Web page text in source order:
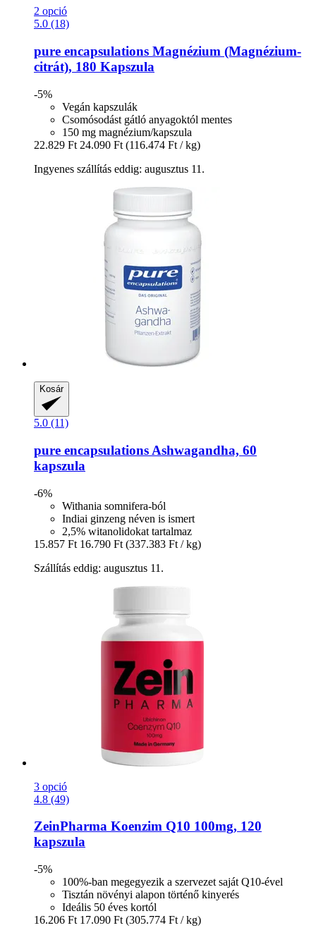
2 opció
5.0 (18)
pure encapsulations Magnézium (Magnézium-​
citrát), 180 Kapszula
-5%
Vegán kapszulák
Csomósodást gátló anyagoktól mentes
150 mg magnézium/kapszula
22.829 Ft 24.090 Ft (116.474 Ft / kg)
Ingyenes szállítás eddig: augusztus 11.
Kosár
5.0 (11)
pure encapsulations Ashwagandha, 60
kapszula
-6%
Withania somnifera-ból
Indiai ginzeng néven is ismert
2,5% witanolidokat tartalmaz
15.857 Ft 16.790 Ft (337.383 Ft / kg)
Szállítás eddig: augusztus 11.
3 opció
4.8 (49)
ZeinPharma Koenzim Q10 100mg, 120
kapszula
-5%
100%-ban megegyezik a szervezet saját Q10-ével
Tisztán növényi alapon történő kinyerés
Ideális 50 éves kortól
16.206 Ft 17.090 Ft (305.774 Ft / kg)